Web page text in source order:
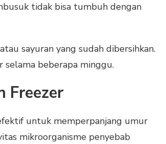
tidak bisa tumbuh dengan
sayuran yang sudah dibersihkan.
selama beberapa minggu.
Freezer
untuk memperpanjang umur
mikroorganisme penyebab